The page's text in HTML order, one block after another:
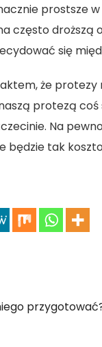
prostsze
często droższą
się
że
protezą
Na
będzie tak